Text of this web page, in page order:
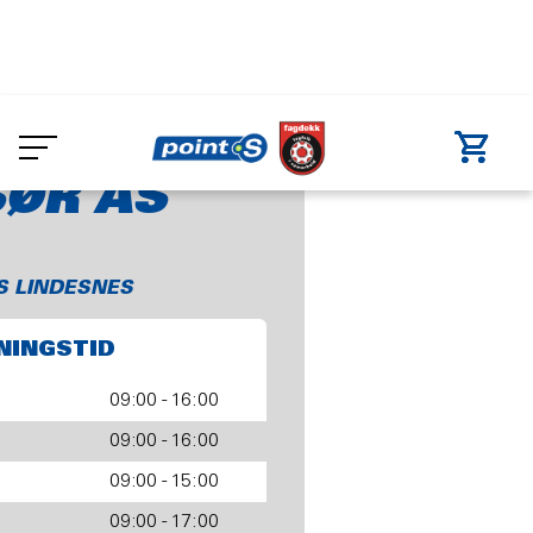
main
AS
LINDESNES
09:00 - 16:00
09:00 - 16:00
09:00 - 15:00
09:00 - 17:00